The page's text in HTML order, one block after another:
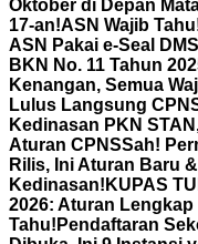
Oktober di Depan
17-an!ASN Wajib
ASN Pakai e-Seal
BKN No. 11 Tahun
Kenangan, Semua
Lulus Langsung
Kedinasan PKN
Aturan CPNSSah!
Rilis, Ini Aturan Baru
Kedinasan! KUPAS
2026: Aturan Lengkap
Tahu! Pendaftaran